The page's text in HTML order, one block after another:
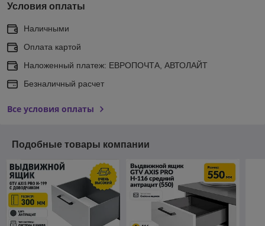
Условия оплаты
Наличными
Оплата картой
Наложенный платеж: ЕВРОПОЧТА, АВТОЛАЙТ
Безналичный расчет
Все условия оплаты
Подобные товары компании